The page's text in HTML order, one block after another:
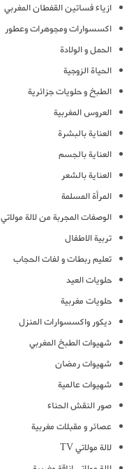
ازياء فساتين القفطان المغربي
اكسسوارات ومجوهرات وعطور
الحمل و الولادة
الحياة الزوجية
الطبخ و حلويات جزائرية
العروس المغربية
العناية بالبشرة
العناية بالجسم
العناية بالشعر
المرأة المسلمة
الوصفات المجربة من لالة مولاتي
تربية الاطفال
تعليم ربطات و لفات الحجاب
حلويات العيد
حلويات مغربية
ديكور واكسسوارات المنزل
شهيوات الطبخ المغربي
شهيوات رمضان
شهيوات عالمية
صور النقش الحناء
عصائر و مقبلات مغربية
لالة مولاتي TV